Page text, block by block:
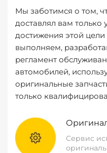
Мы заботимся о том,
доставлял вам только
достижения этой
выполняем,
регламент
автомобилей,
оригинальные
только
Сервис